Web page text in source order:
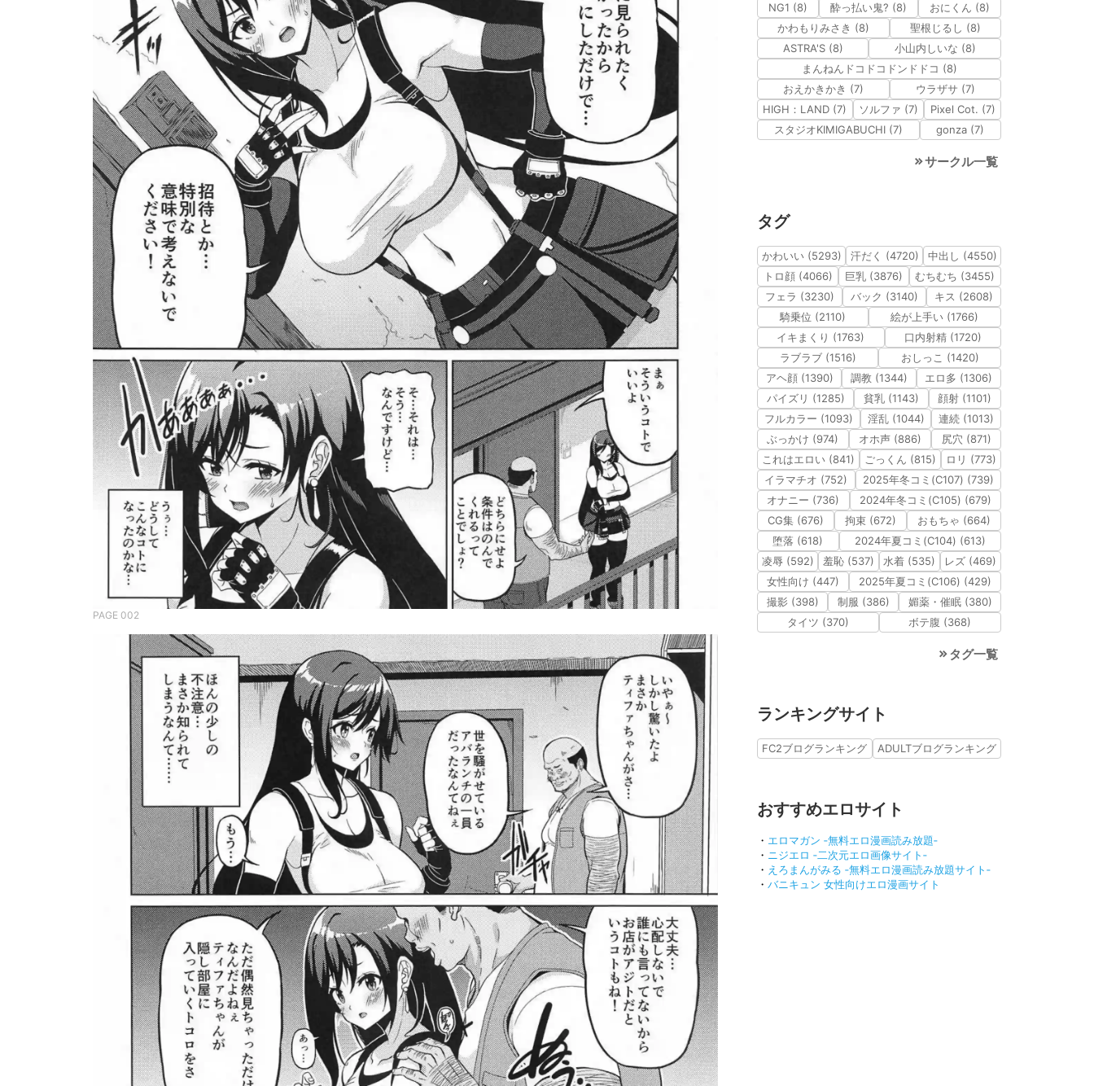
PAGE 002
NG1 (8)
酔っ払い鬼? (8)
おにくん (8)
かわもりみさき (8)
聖根じるし (8)
ASTRA'S (8)
小山内しいな (8)
まんねんドコドコドンドドコ (8)
おえかきかき (7)
ウラザサ (7)
HIGH：LAND (7)
ソルファ (7)
Pixel Cot. (7)
スタジオKIMIGABUCHI (7)
gonza (7)
サークル一覧
タグ
かわいい (5293) 汗だく (4720)
中出し (4550)
トロ顔 (4066)
巨乳 (3876)
むちむち (3455)
フェラ (3230)
バック (3140)
キス (2608)
騎乗位 (2110)
絵が上手い (1766)
イキまくり (1763)
口内射精 (1720)
ラブラブ (1516)
おしっこ (1420)
アヘ顔 (1390)
調教 (1344)
エロ多 (1306)
パイズリ (1285)
貧乳 (1143)
顔射 (1101)
フルカラー (1093)
淫乱 (1044)
連続 (1013)
ぶっかけ (974)
オホ声 (886)
尻穴 (871)
これはエロい (841)
ごっくん (815)
ロリ (773)
イラマチオ (752)
2025年冬コミ(C107) (739)
オナニー (736)
2024年冬コミ(C105) (679)
CG集 (676)
拘束 (672)
おもちゃ (664)
堕落 (618)
2024年夏コミ(C104) (613)
凌辱 (592)
羞恥 (537) 水着 (535)
レズ (469)
女性向け (447)
2025年夏コミ(C106) (429)
撮影 (398)
制服 (386)
媚薬・催眠 (380)
タイツ (370)
ボテ腹 (368)
タグ一覧
ランキングサイト
FC2ブログランキング ADULTブログランキング
おすすめエロサイト
・ エロマガン ‐無料エロ漫画読み放題‐
・ ニジエロ ‐二次元エロ画像サイト‐
・ えろまんがみる ‐無料エロ漫画読み放題サイト‐
・ バニキュン 女性向けエロ漫画サイト